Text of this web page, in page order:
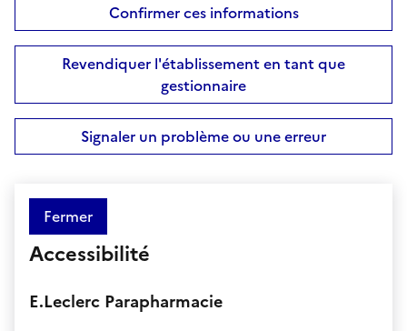
Confirmer ces informations
Revendiquer l'établissement en tant que
gestionnaire
Signaler un problème ou une erreur
Fermer
Accessibilité
E.Leclerc Parapharmacie